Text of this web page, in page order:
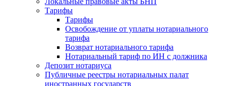
Тарифы
Тарифы
Освобождение от уплаты нотариального
тарифа
Возврат нотариального тарифа
Нотариальный тариф по ИН с должника
Депозит нотариуса
Публичные реестры нотариальных палат
иностранных государств